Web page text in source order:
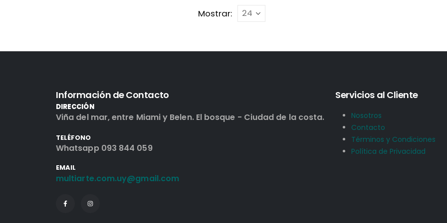
Mostrar:
Información de Contacto
DIRECCIÓN
Viña del mar, entre Miami y Belen. El bosque - Ciudad de la costa.
TELÉFONO
Whatsapp 093 844 059
EMAIL
multiarte.com.uy@gmail.com
Servicios al Cliente
Nosotros
Contacto
Términos y Condiciones
Política de Privacidad